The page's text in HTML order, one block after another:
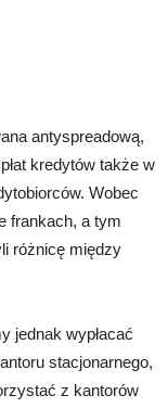
antyspreadową,
kredytów także w
Wobec
frankach, a tym
różnicę między
jednak wypłacać
stacjonarnego,
z kantorów